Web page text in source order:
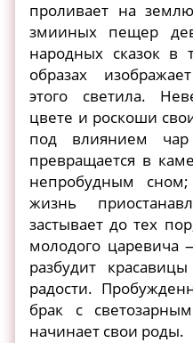
проливает на
змииных пещер
народных сказок в
образах
этого светила.
цвете и роскоши
под влиянием чар
превращается в
непробудным
жизнь
застывает до тех
молодого царевича
разбудит
радости.
брак с
начинает свои роды.